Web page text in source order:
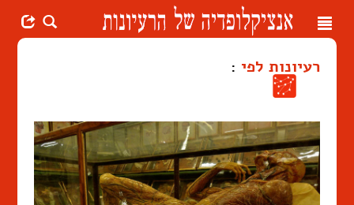
Toggle
רעיונות לפי :